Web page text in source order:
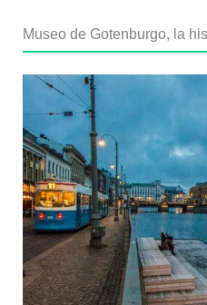
Museo de Gotenburgo, la